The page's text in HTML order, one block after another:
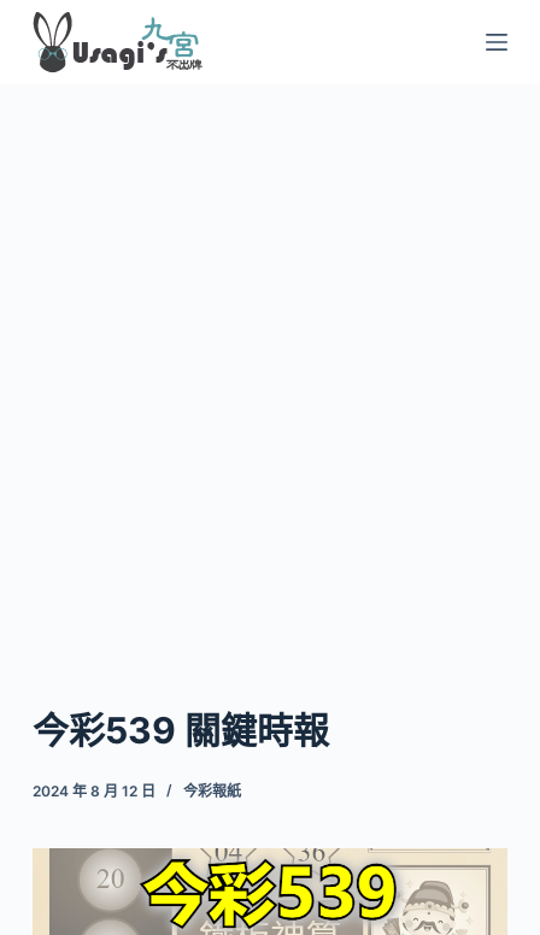
跳
至
今彩539 關鍵時報
2024 年 8 月 12 日 今彩報紙